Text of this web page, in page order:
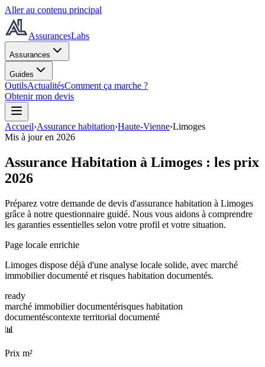
Aller au contenu principal
AssurancesLabs
Assurances
Guides
OutilsActualitésComment ça marche ?
Obtenir mon devis
Accueil›Assurance habitation›Haute-Vienne›Limoges
Mis à jour en 2026
Assurance Habitation à Limoges : les prix
2026
Préparez votre demande de devis d'assurance habitation à Limoges
grâce à notre questionnaire guidé. Nous vous aidons à comprendre
les garanties essentielles selon votre profil et votre situation.
Page locale enrichie
Limoges dispose déjà d'une analyse locale solide, avec marché
immobilier documenté et risques habitation documentés.
ready
marché immobilier documentérisques habitation
documentéscontexte territorial documenté
📊
Prix m²